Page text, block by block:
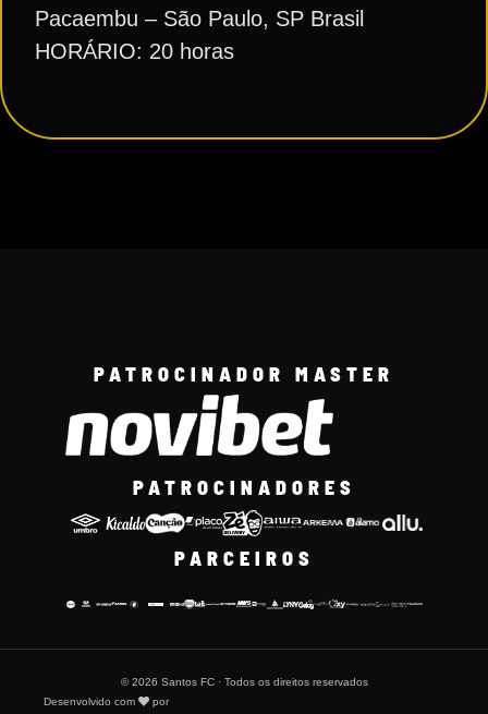
Pacaembu – São Paulo, SP Brasil
HORÁRIO: 20 horas
PATROCINADOR MASTER
PATROCINADORES
PARCEIROS
© 2026 Santos FC · Todos os direitos reservados
Desenvolvido com
por